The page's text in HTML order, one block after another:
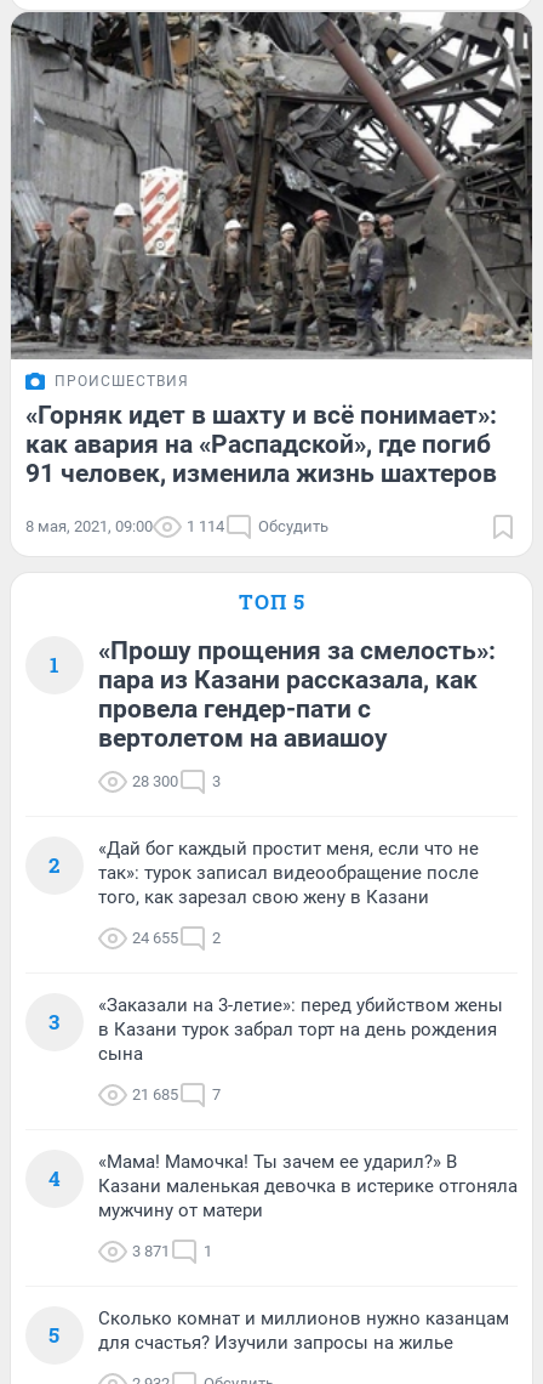
ПРОИСШЕСТВИЯ
«Горняк идет в шахту и всё понимает»:
как авария на «Распадской», где погиб
91 человек, изменила жизнь шахтеров
8 мая, 2021, 09:00 1 114 Обсудить
ТОП 5
1
«Прошу прощения за смелость»:
пара из Казани рассказала, как
провела гендер-пати с
вертолетом на авиашоу
28 300 3
2
«Дай бог каждый простит меня, если что не
так»: турок записал видеообращение после
того, как зарезал свою жену в Казани
24 655 2
3
«Заказали на 3-летие»: перед убийством жены
в Казани турок забрал торт на день рождения
сына
21 685 7
4
«Мама! Мамочка! Ты зачем ее ударил?» В
Казани маленькая девочка в истерике отгоняла
мужчину от матери
3 871 1
5
Сколько комнат и миллионов нужно казанцам
для счастья? Изучили запросы на жилье